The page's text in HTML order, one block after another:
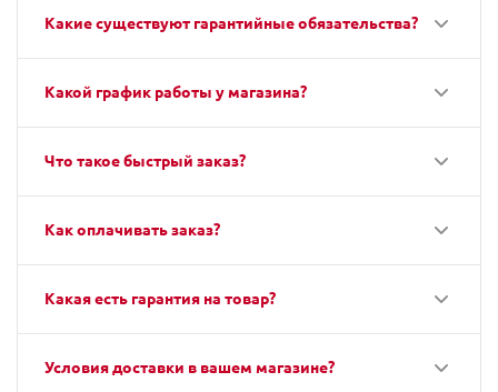
Какие существуют гарантийные обязательства?
Какой график работы у магазина?
Что такое быстрый заказ?
Как оплачивать заказ?
Какая есть гарантия на товар?
Условия доставки в вашем магазине?